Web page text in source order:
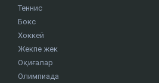
Теннис
Бокс
Хоккей
Жекпе жек
Оқиғалар
Олимпиада